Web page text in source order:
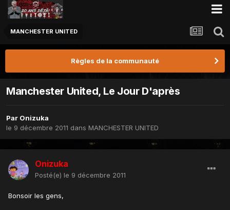
MANCHESTER UNITED
Règles de la communauté
Manchester United, Le Jour D'après
Par Onizuka
le 9 décembre 2011 dans MANCHESTER UNITED
Onizuka
Posté(e) le 9 décembre 2011
Bonsoir les gens,